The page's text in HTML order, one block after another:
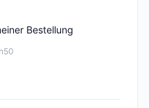
Bestellung